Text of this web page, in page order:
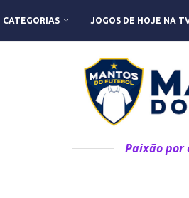
CATEGORIAS JOGOS DE HOJE NA
Paixão por